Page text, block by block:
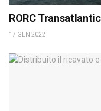
RORC
17 GEN 2022